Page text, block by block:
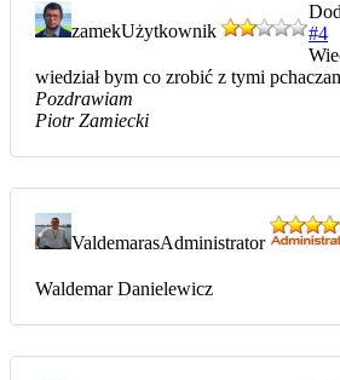
zamekUżytkownik
#4
wiedział bym co zrobić z tymi
Pozdrawiam
Piotr Zamiecki
ValdemarasAdministrator
Waldemar Danielewicz